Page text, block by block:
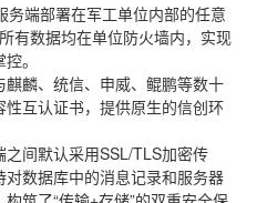
务端部署在军工单位内部的任意
有数据均在单位防火墙内，实现
。
麒麟、统信、申威、鲲鹏等数十
互认证书，提供原生的信创环
之间默认采用SSL/TLS加密传
数据库中的消息记录和服务器